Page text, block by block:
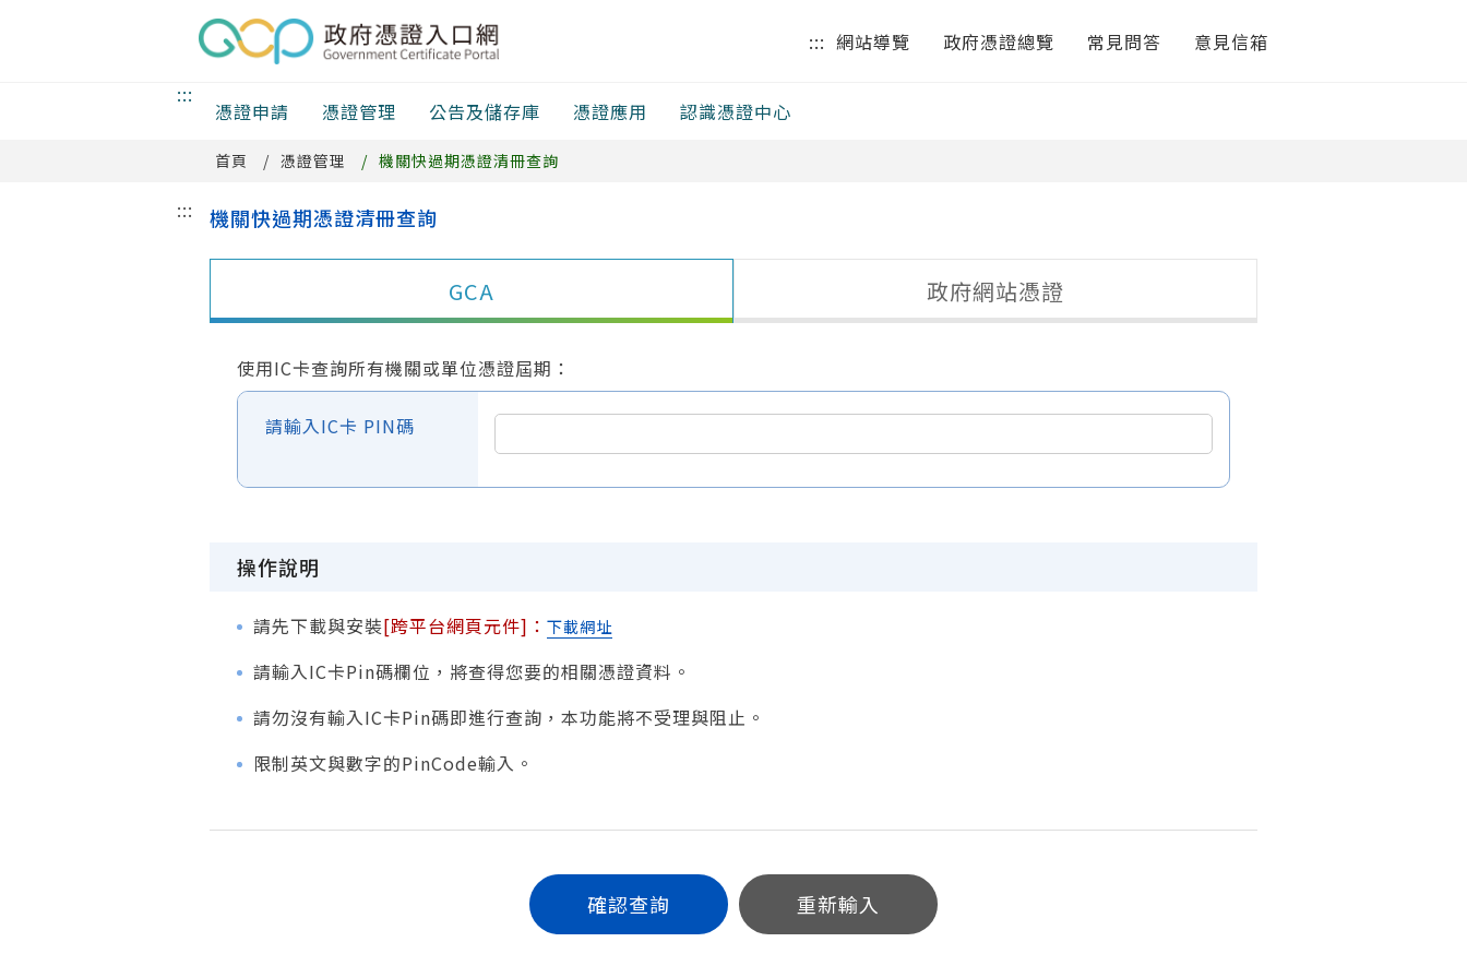
::: 網站導覽 政府憑證總覽 常見問答 意見信箱
:::
憑證申請 憑證管理 公告及儲存庫 憑證應用 認識憑證中心
首頁 憑證管理 機關快過期憑證清冊查詢
::: 機關快過期憑證清冊查詢
GCA 政府網站憑證
使用IC卡查詢所有機關或單位憑證屆期：
請輸入IC卡 PIN碼
操作說明
請先下載與安裝[跨平台網頁元件]： 下載網址
請輸入IC卡Pin碼欄位，將查得您要的相關憑證資料。
請勿沒有輸入IC卡Pin碼即進行查詢，本功能將不受理與阻止。
限制英文與數字的PinCode輸入。
確認查詢 重新輸入